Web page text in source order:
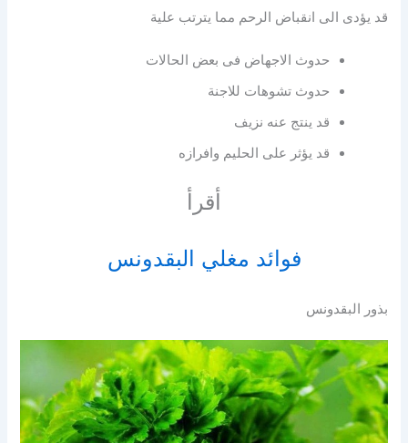
قد يؤدى الى انقباض الرحم مما يترتب علية
حدوث الاجهاض فى بعض الحالات
حدوث تشوهات للاجنة
قد ينتج عنه نزيف
قد يؤثر على الحليم وافرازه
أقرأ
فوائد مغلي البقدونس
بذور البقدونس